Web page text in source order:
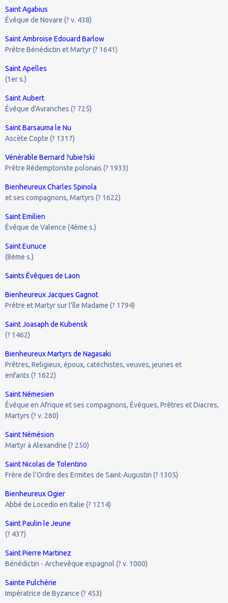
Saint Agabius
Évêque de Novare (? v. 438)
Saint Ambroise Edouard Barlow
Prêtre Bénédictin et Martyr (? 1641)
Saint Apelles
(1er s.)
Saint Aubert
Évêque d'Avranches (? 725)
Saint Barsauma le Nu
Ascète Copte (? 1317)
Vénérable Bernard ?ubie?ski
Prêtre Rédemptoriste polonais (? 1933)
Bienheureux Charles Spinola
et ses compagnons, Martyrs (? 1622)
Saint Emilien
Évêque de Valence (4ème s.)
Saint Eunuce
(8ème s.)
Saints Évêques de Laon
Bienheureux Jacques Gagnot
Prêtre et Martyr sur l'île Madame (? 1794)
Saint Joasaph de Kubensk
(? 1462)
Bienheureux Martyrs de Nagasaki
Prêtres, Religieux, époux, catéchistes, veuves, jeunes et
enfants (? 1622)
Saint Némesien
Évêque en Afrique et ses compagnons, Évêques, Prêtres et Diacres,
Martyrs (? v. 260)
Saint Némésion
Martyr à Alexandrie (? 250)
Saint Nicolas de Tolentino
Frère de l'Ordre des Ermites de Saint-Augustin (? 1305)
Bienheureux Ogier
Abbé de Locedio en Italie (? 1214)
Saint Paulin le Jeune
(? 437)
Saint Pierre Martinez
Bénédictin - Archevêque espagnol (? v. 1000)
Sainte Pulchérie
Impératrice de Byzance (? 453)